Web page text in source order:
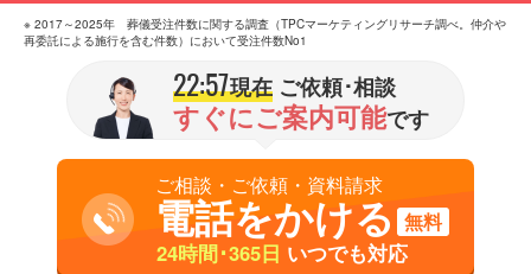
※ 2017～2025年 葬儀受注件数に関する調査（TPCマーケティングリサーチ調べ。仲介や
再委託による施行を含む件数）において受注件数No1
22:57現在ご依頼･相談
すぐにご案内可能です
ご相談・ご依頼・資料請求
電話をかける 無料
24時間･365日 いつでも対応